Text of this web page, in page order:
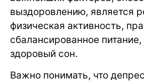
выздоровлению, является
физическая активность,
сбалансированное
здоровый сон.
Важно понимать, что